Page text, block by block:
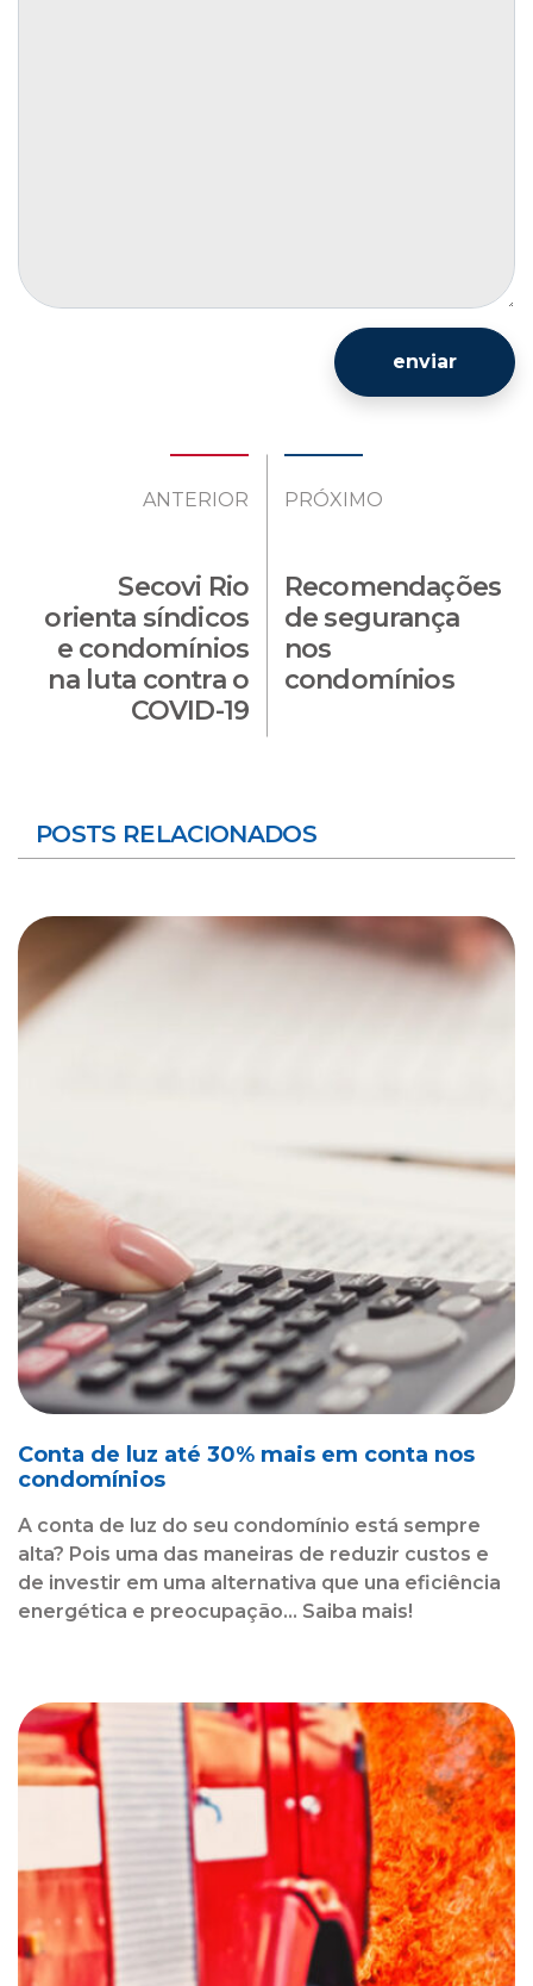
enviar
ANTERIOR
Secovi Rio
orienta síndicos
e condomínios
na luta contra o
COVID-19
PRÓXIMO
Recomendações
de segurança
nos
condomínios
POSTS RELACIONADOS
Conta de luz até 30% mais em conta nos
condomínios
A conta de luz do seu condomínio está sempre
alta? Pois uma das maneiras de reduzir custos e
de investir em uma alternativa que una eficiência
energética e preocupação... Saiba mais!